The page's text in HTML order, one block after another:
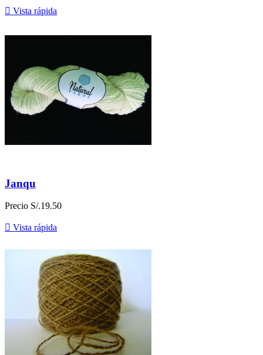
 Vista rápida
Janqu
Precio S/.19.50
 Vista rápida